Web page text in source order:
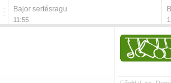
Bajor sertésragu
11:55